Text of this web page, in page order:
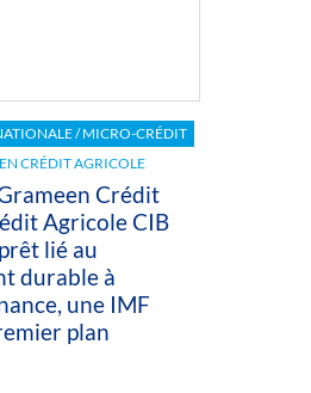
/ MICRO-CRÉDIT
CRÉDIT AGRICOLE
Crédit
Agricole CIB
lié au
durable à
une IMF
plan